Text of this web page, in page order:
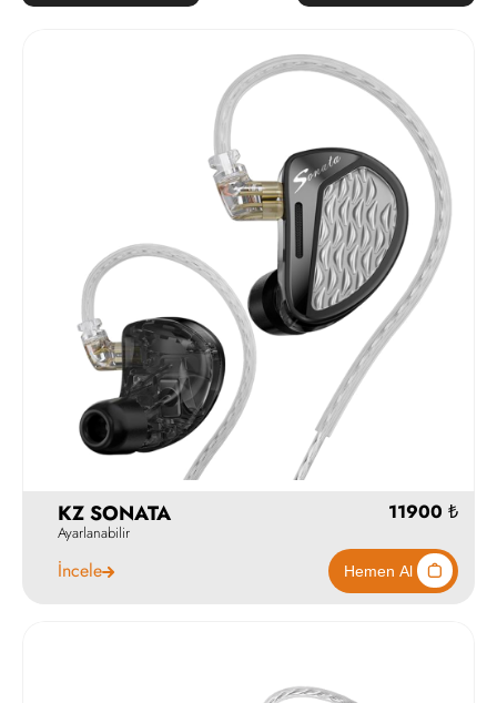
KZ SONATA
Ayarlanabilir
İncele